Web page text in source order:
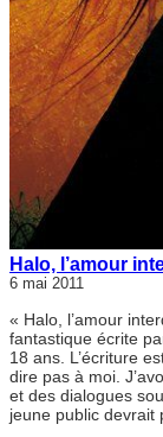
Halo, l’amour
6 mai 2011
« Halo, l’amour
fantastique écrite
18 ans. L’écriture
dire pas à moi.
et des dialogues
jeune public devrait